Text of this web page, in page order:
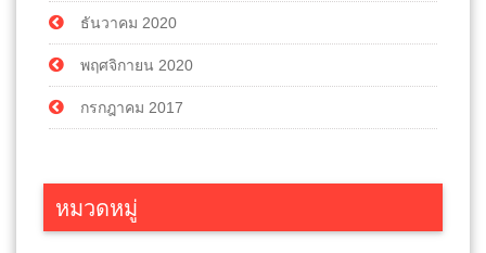
ธันวาคม 2020
พฤศจิกายน 2020
กรกฎาคม 2017
หมวดหมู่